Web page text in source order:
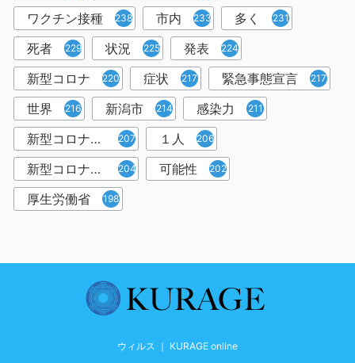
ワクチン接種 238 市内 233 多く 231
死者 229 状況 225 発表 224
新型コロナ 220 症状 217 緊急事態宣言 217
世界 216 新潟市 214 感染力 211
新型コロナウイルス感染者 207 １人 206
新型コロナウイルス対策 204 可能性 202
厚生労働省 198
ウィルス ｜ KURAGE online